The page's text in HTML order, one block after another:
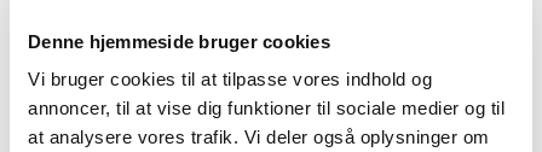
Denne hjemmeside bruger cookies
Vi bruger cookies til at tilpasse vores indhold og
annoncer, til at vise dig funktioner til sociale medier og til
at analysere vores trafik. Vi deler også oplysninger om
Siemens Healthcare Diagnostics Inc.
informerer om problemer ved brug af ADVIA®
Chemistry Systems og Atellica CH® 930
Analyzer